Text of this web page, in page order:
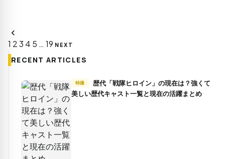
投
稿
の
ペ
chevron_left
1 23 4 5 … 19 NEXT
RECENT ARTICLES
特撮
美しい歴代キャスト一覧と現在の活躍まとめ